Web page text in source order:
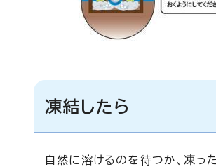
凍結したら
自然に溶けるのを待つか、凍っ